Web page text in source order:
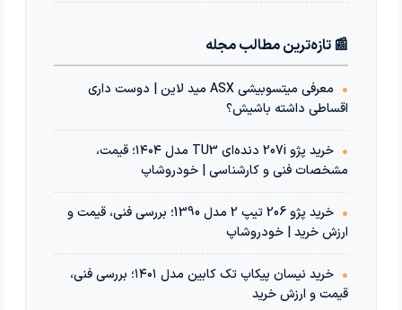
📰 تازه‌ترین مطالب مجله
•
معرفی میتسوبیشی ASX مید لاین | دوست داری
اقساطی داشته باشیش؟
•
خرید پژو 207i دنده‌ای TU3 مدل ۱۴۰۴؛ قیمت،
مشخصات فنی و کارشناسی | خودروشاپ
•
خرید پژو 206 تیپ 2 مدل 1390؛ بررسی فنی، قیمت و
ارزش خرید | خودروشاپ
•
خرید نیسان پیکاپ تک کابین مدل ۱۴۰۱؛ بررسی فنی،
قیمت و ارزش خرید